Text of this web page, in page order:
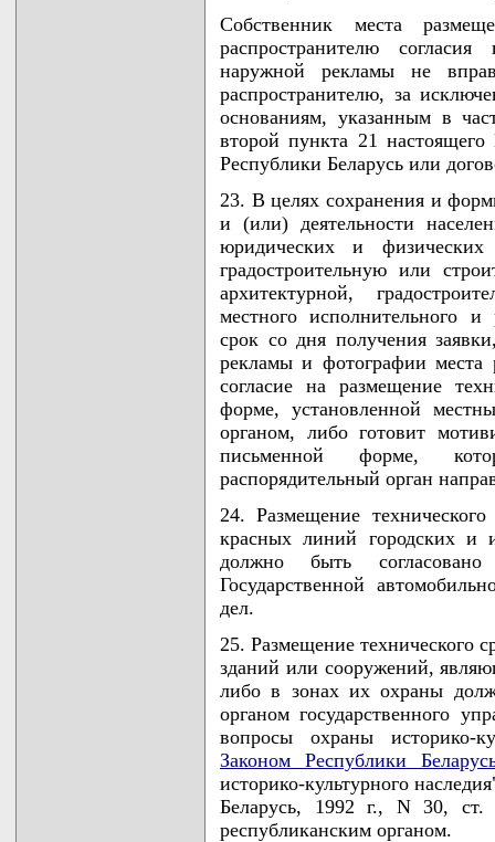
Собственник места
распространителю
наружной рекламы не
распространителю, за
основаниям, указанным в
второй пункта 21 настоящего
Республики Беларусь или
23. В целях сохранения и
и (или) деятельности
юридических и
градостроительную или
архитектурной,
местного исполнительного
срок со дня получения
рекламы и фотографии места
согласие на размещение
форме, установленной
органом, либо готовит
письменной форме,
распорядительный орган
24. Размещение
красных линий городских и
должно быть согласовано
Государственной
дел.
25. Размещение технического
зданий или сооружений,
либо в зонах их охраны
органом государственного
вопросы охраны историко-
Законом Республики
историко-культурного
Беларусь, 1992 г., N 30, ст.
республиканским органом.